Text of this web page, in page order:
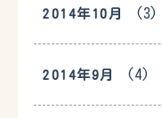
2014年10月 (3)
2014年9月 (4)